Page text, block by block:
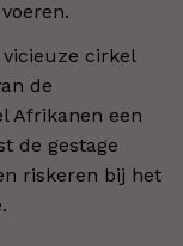
cirkel
de
Afrikanen een
de gestage
riskeren bij het